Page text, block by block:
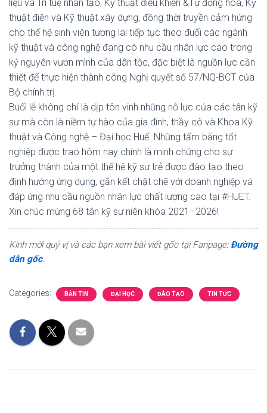
liệu và Trí tuệ nhân tạo, Kỹ thuật điều khiển &Tự động hóa, Kỹ
thuật điện và Kỹ thuật xây dựng, đồng thời truyền cảm hứng
cho thế hệ sinh viên tương lai tiếp tục theo đuổi các ngành
kỹ thuật và công nghệ đang có nhu cầu nhân lực cao trong
kỷ nguyên vươn mình của dân tộc, đặc biệt là nguồn lực cần
thiết để thực hiện thành công Nghị quyết số 57/NQ-BCT của
Bộ chính trị.
Buổi lễ không chỉ là dịp tôn vinh những nỗ lực của các tân kỹ
sư mà còn là niềm tự hào của gia đình, thầy cô và Khoa Kỹ
thuật và Công nghệ – Đại học Huế. Những tấm bằng tốt
nghiệp được trao hôm nay chính là minh chứng cho sự
trưởng thành của một thế hệ kỹ sư trẻ được đào tạo theo
định hướng ứng dụng, gắn kết chặt chẽ với doanh nghiệp và
đáp ứng nhu cầu nguồn nhân lực chất lượng cao tại #HUET.
Xin chúc mừng 68 tân kỹ sư niên khóa 2021–2026!
Kính mời quý vị và các bạn xem bài viết gốc tại Fanpage: Đường
dẫn gốc.
Categories: BẢN TIN ĐẠI HỌC ĐÀO TẠO TIN TỨC